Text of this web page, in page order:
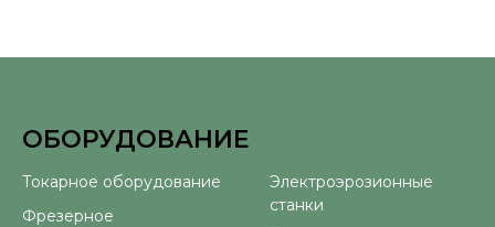
ОБОРУДОВАНИЕ
Токарное оборудование
Фрезерное
Электроэрозионные
станки